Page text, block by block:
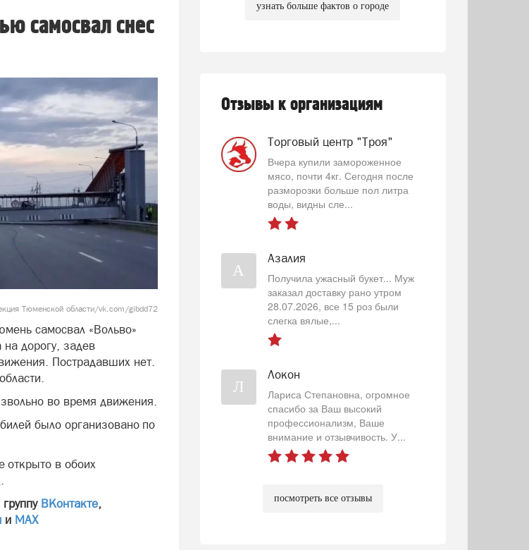
самосвал снес
Тюменской области/vk.com/gibdd72
самосвал «Вольво»
дорогу, задев
Пострадавших нет.
во время движения.
было организовано по
открыто в обоих
ВКонтакте,
и МАХ
узнать больше фактов о городе
Отзывы к организациям
Торговый центр "Троя"
Вчера купили замороженное
мясо, почти 4кг. Сегодня после
разморозки больше пол литра
воды, видны сле...
А
Азалия
Получила ужасный букет... Муж
заказал доставку рано утром
28.07.2026, все 15 роз были
слегка вялые,...
Л
Локон
Лариса Степановна, огромное
спасибо за Ваш высокий
профессионализм, Ваше
внимание и отзывчивость. У...
посмотреть все отзывы